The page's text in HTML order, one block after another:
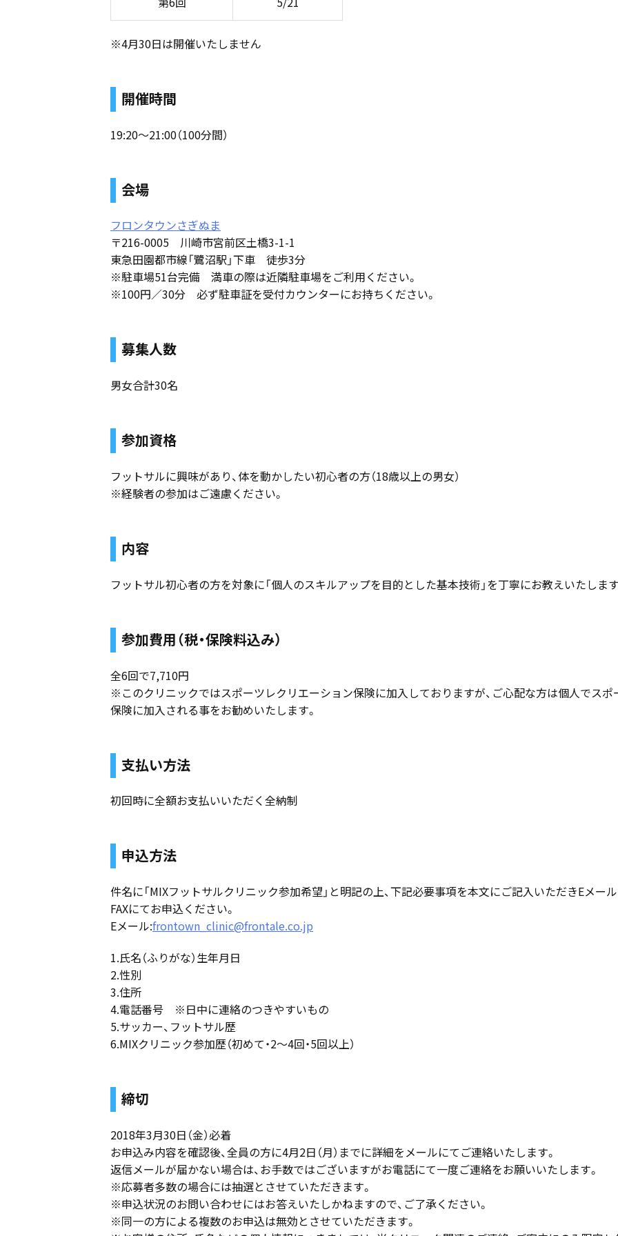
※4月30日は開催いたしません
開催時間
19:20〜21:00（100分間）
会場
フロンタウンさぎぬま
〒216-0005 川崎市宮前区土橋3-1-1
東急田園都市線「鷺沼駅」下車 徒歩3分
※駐車場51台完備 満車の際は近隣駐車場をご利用ください。
※100円／30分 必ず駐車証を受付カウンターにお持ちください。
募集人数
男女合計30名
参加資格
フットサルに興味があり、体を動かしたい初心者の方（18歳以上の男女）
※経験者の参加はご遠慮ください。
内容
フットサル初心者の方を対象に「個人のスキルアップを目的とした基本技術」を丁寧にお教えいたしま
参加費用（税・保険料込み）
全6回で7,710円
※このクリニックではスポーツレクリエーション保険に加入しておりますが、ご心配な方は個人でスポ
保険に加入される事をお勧めいたします。
支払い方法
初回時に全額お支払いいただく全納制
申込方法
件名に「MIXフットサルクリニック参加希望」と明記の上、下記必要事項を本文にご記入いただきEメール
FAXにてお申込ください。
Eメール:frontown_clinic@frontale.co.jp
1.氏名（ふりがな）生年月日
2.性別
3.住所
4.電話番号 ※日中に連絡のつきやすいもの
5.サッカー、フットサル歴
6.MIXクリニック参加歴（初めて・2〜4回・5回以上）
締切
2018年3月30日（金）必着
お申込み内容を確認後、全員の方に4月2日（月）までに詳細をメールにてご連絡いたします。
返信メールが届かない場合は、お手数ではございますがお電話にて一度ご連絡をお願いいたします。
※応募者多数の場合には抽選とさせていただきます。
※申込状況のお問い合わせにはお答えいたしかねますので、ご了承ください。
※同一の方による複数のお申込は無効とさせていただきます。